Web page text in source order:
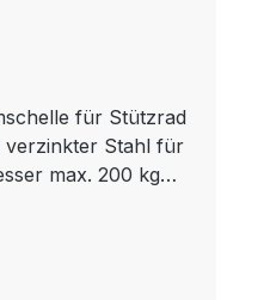
für Stützrad
max. 200 kg